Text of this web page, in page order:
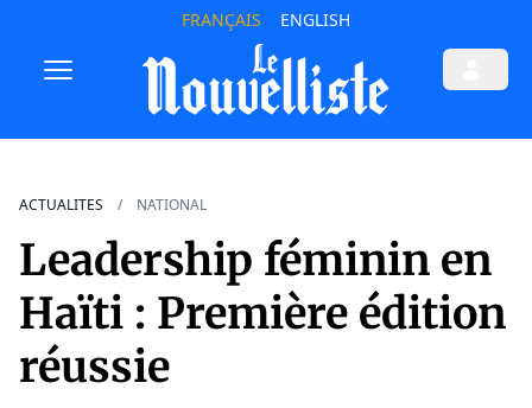
FRANÇAIS ENGLISH
ACTUALITES NATIONAL
Leadership féminin en
Haïti : Première édition
réussie